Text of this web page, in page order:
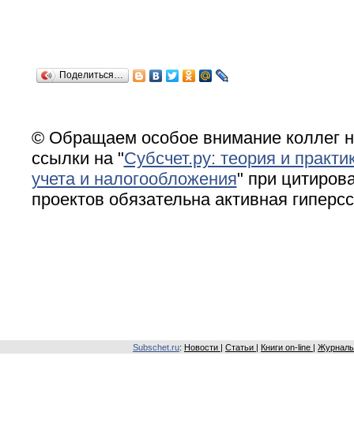
Поделиться…
© Обращаем особое внимание коллег
ссылки на "Субсчет.ру: теория и
учета и налогообложения" при
проектов обязательна активная
Subschet.ru: Новости Статьи Книги on-line